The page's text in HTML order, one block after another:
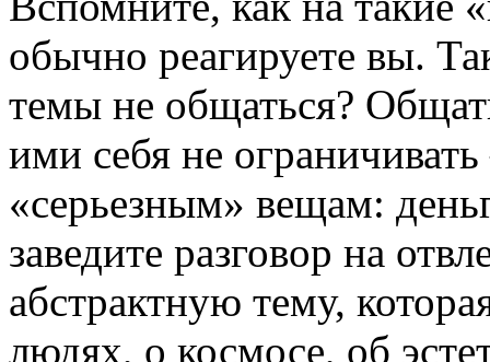
обычно реагируете вы.
темы не общаться?
ими себя не
«серьезным» вещам:
заведите разговор на
абстрактную тему,
людях, о космосе, об